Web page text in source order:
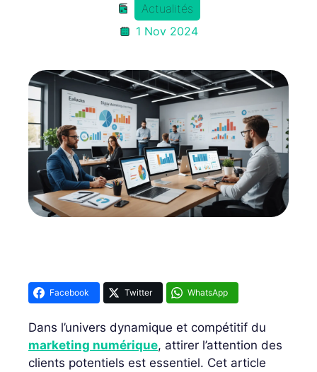
Actualités
1 Nov 2024
Facebook Twitter WhatsApp
Dans l’univers dynamique et compétitif du
marketing numérique, attirer l’attention des
clients potentiels est essentiel. Cet article